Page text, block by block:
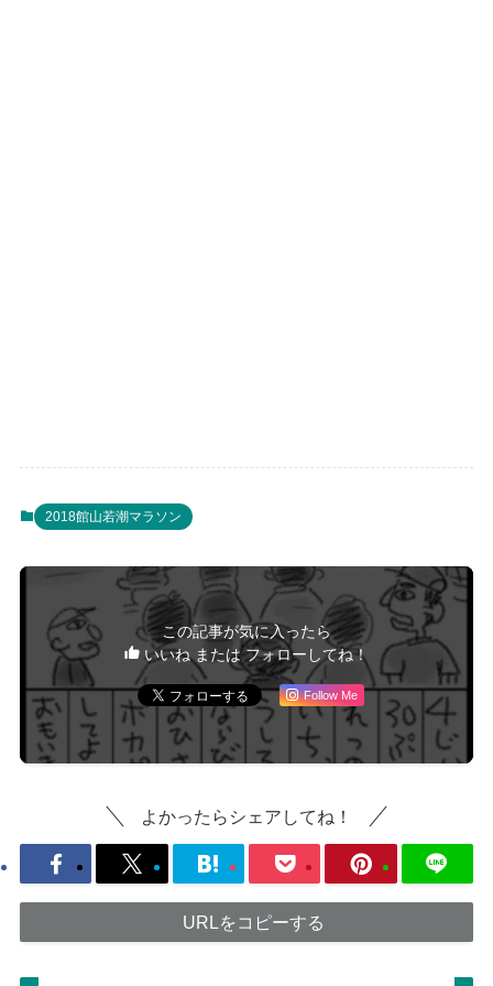
2018館山若潮マラソン
この記事が気に入ったら
いいね または フォローしてね！
Follow Me
よかったらシェアしてね！
URLをコピーする